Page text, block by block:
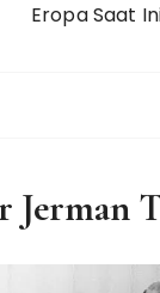
Eropa Saat
Jerman